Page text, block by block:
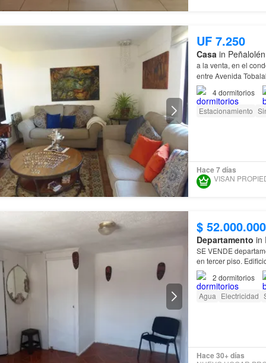
UF 7.250
Casa in
a la venta, en el
entre Avenida
4dormitorios
Estacionamiento
Hace 7 días
$ 52.000.000
Departamento in
SE VENDE
en tercer piso.
a colegios : Escuela
2 dormitorios
Agua Electricidad
Hace 30+ días